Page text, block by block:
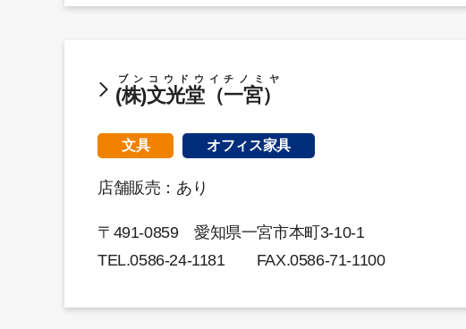
(株)文光堂（一宮）
ブンコウドウイチノミヤ
文具 オフィス家具
店舗販売：あり
〒491-0859 愛知県一宮市本町3-10-1
TEL.0586-24-1181FAX.0586-71-1100